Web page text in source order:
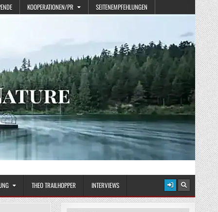
KOOPERATIONEN/PR SEITENEMPFEHLUNGEN
THEO TRAILHOPPER INTERVIEWS